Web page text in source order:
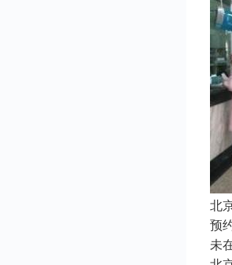
北
预
未